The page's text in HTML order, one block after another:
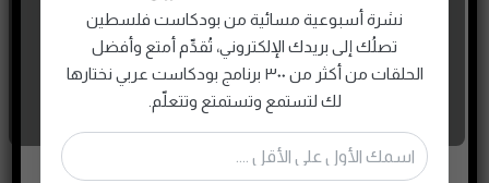
نشرة أسبوعية مسائية من بودكاست فلسطين
تصلُك إلى بريدك الإلكتروني، تُقدِّم أمتع وأفضل
الحلقات من أكثر من ٣٠٠ برنامج بودكاست عربي نختارها
لك لتستمع وتستمتع وتتعلّم.